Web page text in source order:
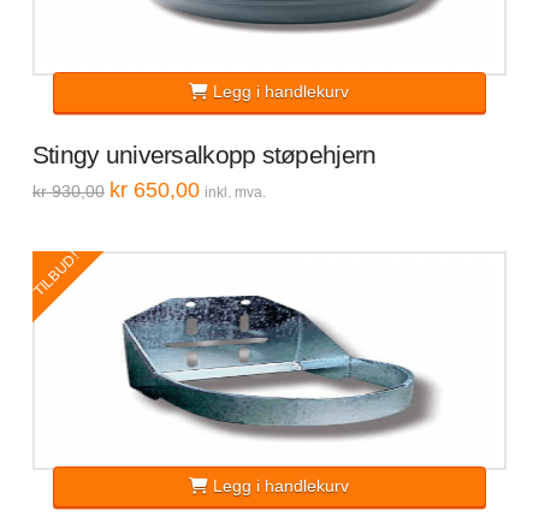
Stingy universalkopp støpehjern
kr930,00 Opprinnelig
pris
kr650,00Nåværende
pris
inkl. mva.
Legg i handlekurv
TILBUD!
Legg i handlekurv